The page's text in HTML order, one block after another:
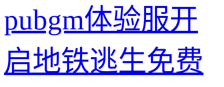
pubgm体验服开
启地铁逃生免费